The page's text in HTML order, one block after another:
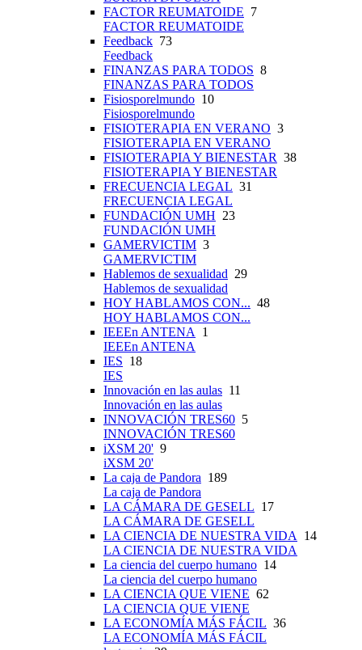
FACTOR REUMATOIDE 7
FACTOR REUMATOIDE
Feedback 73
Feedback
FINANZAS PARA TODOS 8
FINANZAS PARA TODOS
Fisiosporelmundo 10
Fisiosporelmundo
FISIOTERAPIA EN VERANO 3
FISIOTERAPIA EN VERANO
FISIOTERAPIA Y BIENESTAR 38
FISIOTERAPIA Y BIENESTAR
FRECUENCIA LEGAL 31
FRECUENCIA LEGAL
FUNDACIÓN UMH 23
FUNDACIÓN UMH
GAMERVICTIM 3
GAMERVICTIM
Hablemos de sexualidad 29
Hablemos de sexualidad
HOY HABLAMOS CON... 48
HOY HABLAMOS CON...
IEEEn ANTENA
1
IEEEn ANTENA
IES 18
IES
Innovación en las aulas 11
Innovación en las aulas
INNOVACIÓN TRES60 5
INNOVACIÓN TRES60
iXSM 20' 9
iXSM 20'
La caja de Pandora 189
La caja de Pandora
LA CÁMARA DE GESELL 17
LA CÁMARA DE GESELL
LA CIENCIA DE NUESTRA VIDA
14
LA CIENCIA DE NUESTRA VIDA
La ciencia del cuerpo humano 14
La ciencia del cuerpo humano
LA CIENCIA QUE VIENE 62
LA CIENCIA QUE VIENE
LA ECONOMÍA MÁS FÁCIL 36
LA ECONOMÍA MÁS FÁCIL